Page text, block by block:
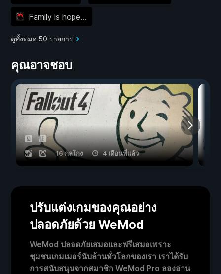
Family is hope...
ดูทั้งหมด 50 รายการ
คุณอาจชอบ
16 กลโกง 4 เดือนที่แล้ว
ปรับแต่งเกมของคุณอย่าง
ปลอดภัยด้วย WeMod
WeMod ปลอดภัยเสมอและฟรีเสมอเพราะ
ชุมชนเกมเมอร์นับล้านทั่วโลกของเรา เราได้รับ
การสนับสนุนจากสมาชิก WeMod Pro ลองอ่าน